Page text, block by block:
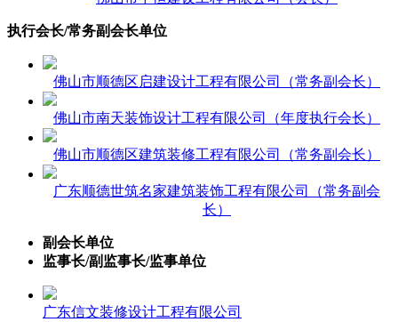
执行会长/常务副会长单位
佛山市顺德区启建设计工程有限公司（常务副会长）
佛山市南天装饰设计工程有限公司（年度执行会长）
佛山市顺德区建筑装修工程有限公司（常务副会长）
广东顺德世筑名家建筑装饰工程有限公司（常务副会
长）
副会长单位
监事长/副监事长/监事单位
广东信文装修设计工程有限公司